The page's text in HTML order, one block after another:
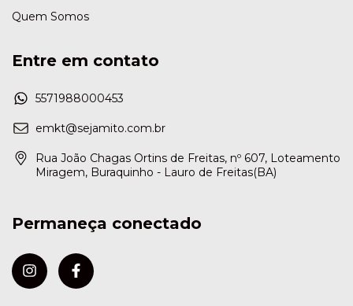
Quem Somos
Entre em contato
5571988000453
emkt@sejamito.com.br
Rua João Chagas Ortins de Freitas, nº 607, Loteamento
Miragem, Buraquinho - Lauro de Freitas(BA)
Permaneça conectado